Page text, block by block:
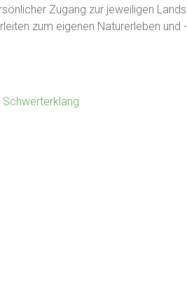
Zugang zur jeweiligen
zum eigenen Naturerleben und
Schwerterklang